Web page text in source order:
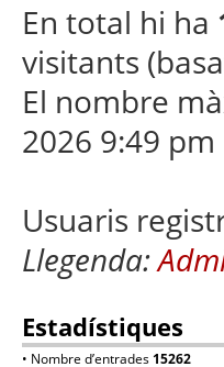
En total hi ha
visitants
El nombre
2026 9:49 pm
Usuaris
Llegenda:
Estadístiques
• Nombre d’entrades 15262